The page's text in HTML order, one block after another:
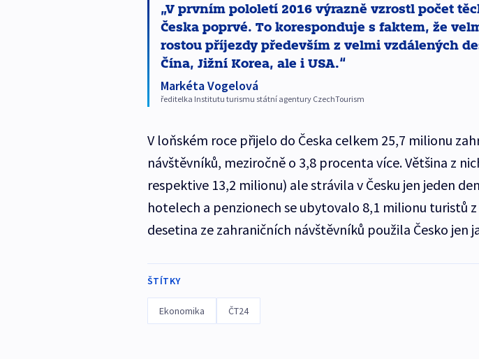
V prvním pololetí 2016 výrazně vzrostl počet
Česka poprvé. To koresponduje s faktem, že
rostou příjezdy především z velmi vzdálených
Čína, Jižní Korea, ale i USA.
Markéta Vogelová
ředitelka Institutu turismu státní agentury CzechTourism
V loňském roce přijelo do Česka celkem 25,7 milionu
návštěvníků, meziročně o 3,8 procenta více. Většina z
respektive 13,2 milionu) ale strávila v Česku jen jeden
hotelech a penzionech se ubytovalo 8,1 milionu turistů z
desetina ze zahraničních návštěvníků použila Česko jen
ŠTÍTKY
Ekonomika ČT24